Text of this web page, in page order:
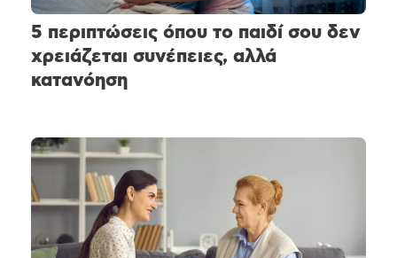
5 περιπτώσεις όπου το παιδί σου δεν
χρειάζεται συνέπειες, αλλά
κατανόηση